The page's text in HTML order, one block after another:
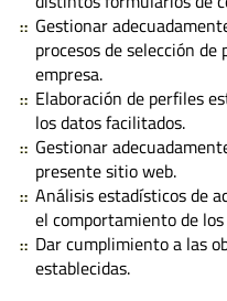
Gestionar
procesos de selección
empresa.
Elaboración de perfiles
los datos facilitados.
Gestionar
presente sitio web.
Análisis estadísticos de
el comportamiento de
Dar cumplimiento a las
establecidas.